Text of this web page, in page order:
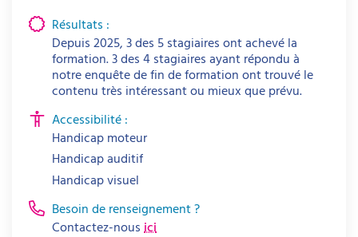
Résultats :
Depuis 2025, 3 des 5 stagiaires ont achevé la
formation. 3 des 4 stagiaires ayant répondu à
notre enquête de fin de formation ont trouvé le
contenu très intéressant ou mieux que prévu.
Accessibilité :
Handicap moteur
Handicap auditif
Handicap visuel
Besoin de renseignement ?
Contactez-nous ici